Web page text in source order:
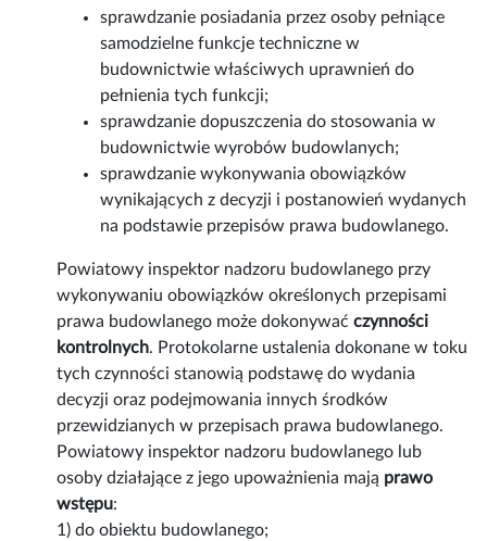
sprawdzanie posiadania przez osoby pełniące
samodzielne funkcje techniczne w
budownictwie właściwych uprawnień do
pełnienia tych funkcji;
sprawdzanie dopuszczenia do stosowania w
budownictwie wyrobów budowlanych;
sprawdzanie wykonywania obowiązków
wynikających z decyzji i postanowień wydanych
na podstawie przepisów prawa budowlanego.
Powiatowy inspektor nadzoru budowlanego przy
wykonywaniu obowiązków określonych przepisami
prawa budowlanego może dokonywaćczynności
kontrolnych. Protokolarne ustalenia dokonane w toku
tych czynności stanowią podstawę do wydania
decyzji oraz podejmowania innych środków
przewidzianych w przepisach prawa budowlanego.
Powiatowy inspektor nadzoru budowlanego lub
osoby działające z jego upoważnienia mają prawo
wstępu:
1) do obiektu budowlanego;